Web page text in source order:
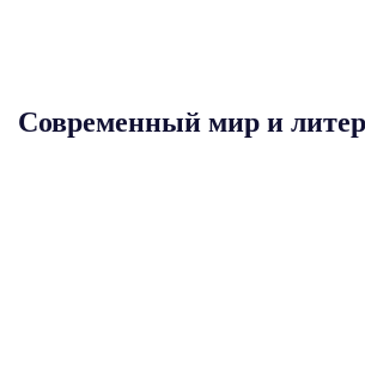
Современный мир и